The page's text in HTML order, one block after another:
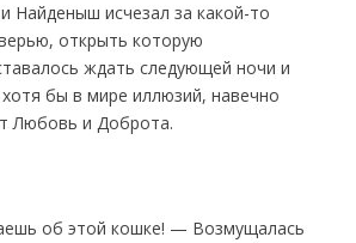
Найденыш исчезал за какой-то
от­крыть которую
ждать следующей ночи и
бы в мире иллюзий, навечно
Любовь и Доброта.
об этой кошке! — Возмущалась